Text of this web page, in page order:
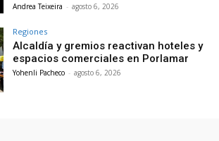
Andrea Teixeira - agosto 6, 2026
Regiones
Alcaldía y gremios reactivan hoteles y
espacios comerciales en Porlamar
Yohenli Pacheco - agosto 6, 2026